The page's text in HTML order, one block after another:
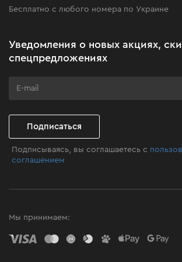
Программа лояльности
Бесплатно с любого номера по Украине
Уведомления о новых акциях,
спецпредложениях
Подписаться
Подписываясь, вы соглашаетесь с
соглашением
Мы принимаем: